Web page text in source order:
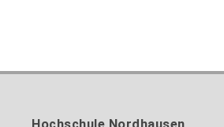
Hochschule Nordhausen